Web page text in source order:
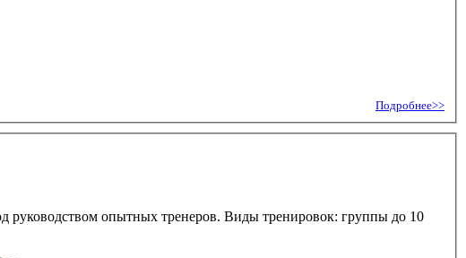
Подробнее>>
руководством опытных тренеров. Виды тренировок: группы до 10